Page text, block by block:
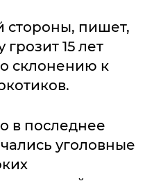
стороны, пишет,
15 лет
склонению к
в последнее
уголовные